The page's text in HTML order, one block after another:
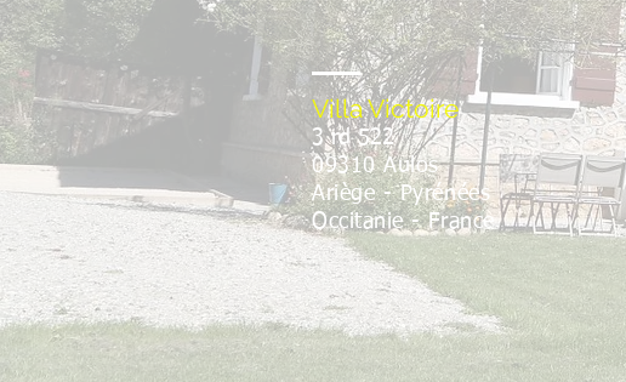
Villa Victoire
3 rd 522
09310 Aulos
Ariège - Pyrénées
Occitanie- France